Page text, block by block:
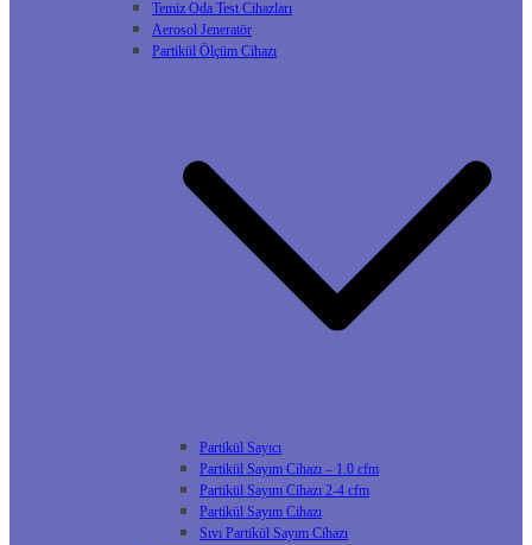
Temiz Oda Test Cihazları
Aerosol Jeneratör
Partikül Ölçüm Cihazı
Partikül Sayıcı
Partikül Sayım Cihazı – 1.0 cfm
Partikül Sayım Cihazı 2-4 cfm
Partikül Sayım Cihazı
Sıvı Partikül Sayım Cihazı